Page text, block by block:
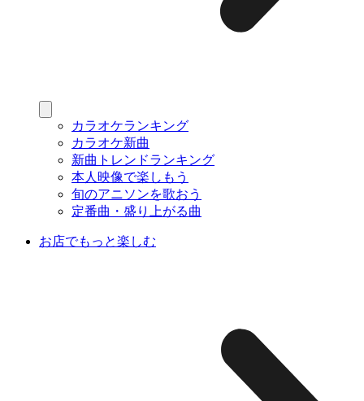
カラオケランキング
カラオケ新曲
新曲トレンドランキング
本人映像で楽しもう
旬のアニソンを歌おう
定番曲・盛り上がる曲
お店でもっと楽しむ